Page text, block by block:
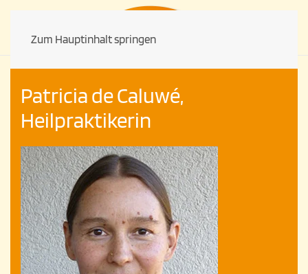
Zum Hauptinhalt springen
Patricia de Caluwé,
Heilpraktikerin